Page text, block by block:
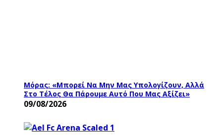
Μόρας: «Μπορεί Να Μην Μας Υπολογίζουν, Αλλά
Στο Τέλος Θα Πάρουμε Αυτό Που Μας Αξίζει»
09/08/2026